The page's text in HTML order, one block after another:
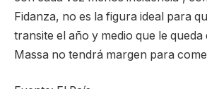
Fidanza, no es la figura ideal para
transite el año y medio que le queda
Massa no tendrá margen para